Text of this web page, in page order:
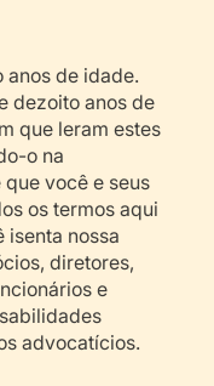
de idade.
dezoito anos de
que leram estes
o na
você e seus
os termos aqui
isenta nossa
diretores,
e
advocatícios.